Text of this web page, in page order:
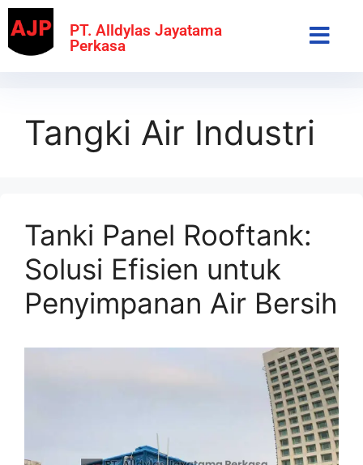
PT. Alldylas Jayatama
Perkasa
Tangki Air Industri
Tanki Panel Rooftank:
Solusi Efisien untuk
Penyimpanan Air Bersih